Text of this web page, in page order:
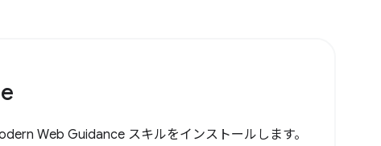
Web Guidance スキルをインストールします。